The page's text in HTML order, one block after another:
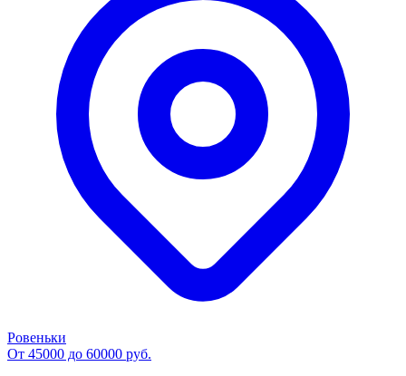
Ровеньки
От 45000 до 60000 руб.